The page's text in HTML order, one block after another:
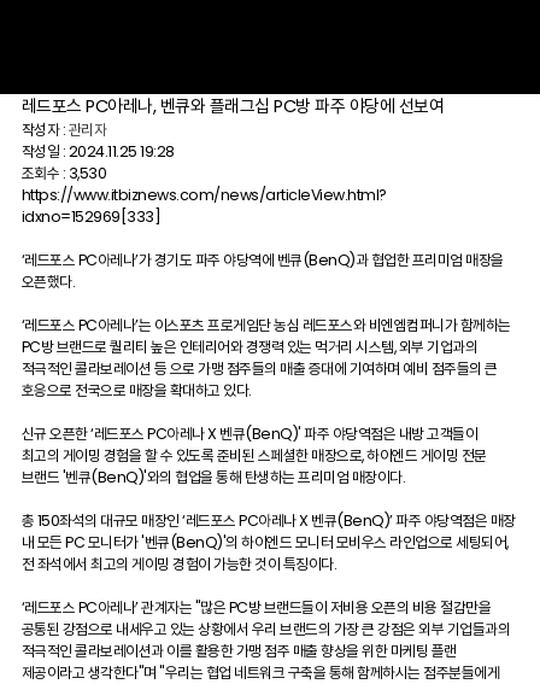
레드포스 PC아레나, 벤큐와 플래그십 PC방 파주 야당에 선보여
작성자 :관리자
작성일 : 2024.11.25 19:28
조회수 : 3,530
https://www.itbiznews.com/news/articleView.html?
idxno=152969 [333]
‘레드포스 PC아레나’가 경기도 파주 야당역에 벤큐(BenQ)과 협업한 프리미엄 매장을
오픈했다.
‘레드포스 PC아레나’는 이스포츠 프로게임단 농심 레드포스와 비엔엠컴퍼니가 함께하는
PC방 브랜드로 퀄리티 높은 인테리어와 경쟁력 있는 먹거리 시스템, 외부 기업과의
적극적인 콜라보레이션 등 으로 가맹 점주들의 매출 증대에 기여하며 예비 점주들의 큰
호응으로 전국으로 매장을 확대하고 있다.
신규 오픈한 ‘레드포스 PC아레나 X 벤큐(BenQ)' 파주 야당역점은 내방 고객들이
최고의 게이밍 경험을 할 수 있도록 준비된 스페셜한 매장으로, 하이엔드 게이밍 전문
브랜드 '벤큐(BenQ)'와의 협업을 통해 탄생하는 프리미엄 매장이다.
총 150좌석의 대규모 매장인 ‘레드포스 PC아레나 X 벤큐(BenQ)’ 파주 야당역점은 매장
내 모든 PC 모니터가 '벤큐(BenQ)'의 하이엔드 모니터 모비우스 라인업으로 세팅되어,
전 좌석에서 최고의 게이밍 경험이 가능한 것이 특징이다.
‘레드포스 PC아레나’ 관계자는 "많은 PC방 브랜드들이 저비용 오픈의 비용 절감만을
공통된 강점으로 내세우고 있는 상황에서 우리 브랜드의 가장 큰 강점은 외부 기업들과의
적극적인 콜라보레이션과 이를 활용한 가맹 점주 매출 향상을 위한 마케팅 플랜
제공이라고 생각한다"며 "우리는 협업 네트워크 구축을 통해 함께하시는 점주분들에게